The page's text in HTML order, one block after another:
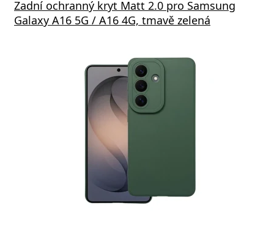
Zadní ochranný kryt Matt 2.0 pro Samsung
Galaxy A16 5G / A16 4G, tmavě zelená
temperované sklo Swissten pro
Galaxy Samsung Galaxy A16 4G/5G